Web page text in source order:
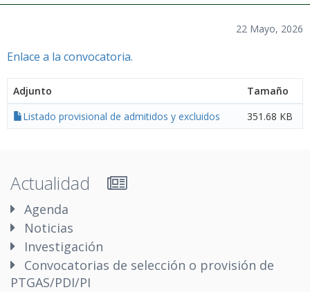
22 Mayo, 2026
Enlace a la convocatoria.
Adjunto
Tamaño
Listado provisional de admitidos y excluidos
351.68 KB
Actualidad
Agenda
Noticias
Investigación
Convocatorias de selección o provisión de
PTGAS/PDI/PI